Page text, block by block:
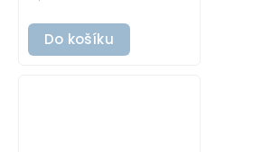
Do košíku